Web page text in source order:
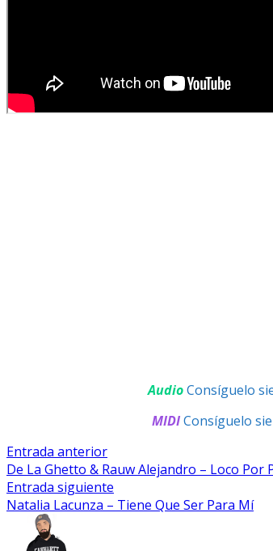
AudioConsíguelo
MIDIConsíguelo
Navegación
De
Entradas
Entrada anteriorEntrada
anterior:
De La Ghetto & Rauw Alejandro – Loco Por
Entrada siguiente
siguiente:
Natalia Lacunza – Tiene Que Ser Para Mí